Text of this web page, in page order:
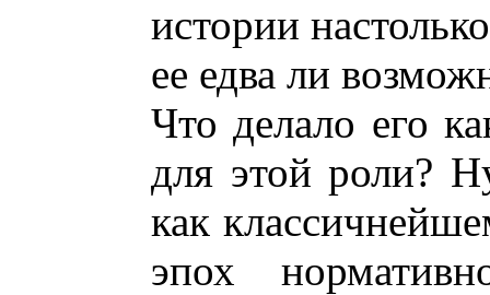
истории
ее едва ли
Что делало его
для этой роли?
как
эпох